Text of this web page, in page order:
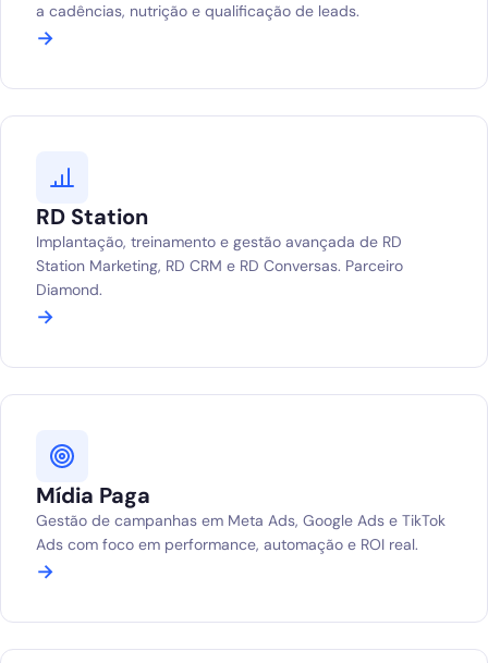
a cadências, nutrição e qualificação de leads.
→
RD Station
Implantação, treinamento e gestão avançada de RD
Station Marketing, RD CRM e RD Conversas. Parceiro
Diamond.
→
Mídia Paga
Gestão de campanhas em Meta Ads, Google Ads e TikTok
Ads com foco em performance, automação e ROI real.
→